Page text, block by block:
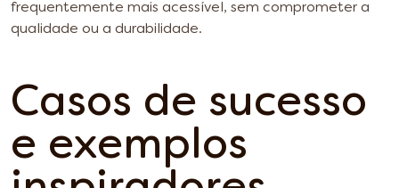
frequentemente mais acessível, sem comprometer a
qualidade ou a durabilidade.
Casos de sucesso
e exemplos